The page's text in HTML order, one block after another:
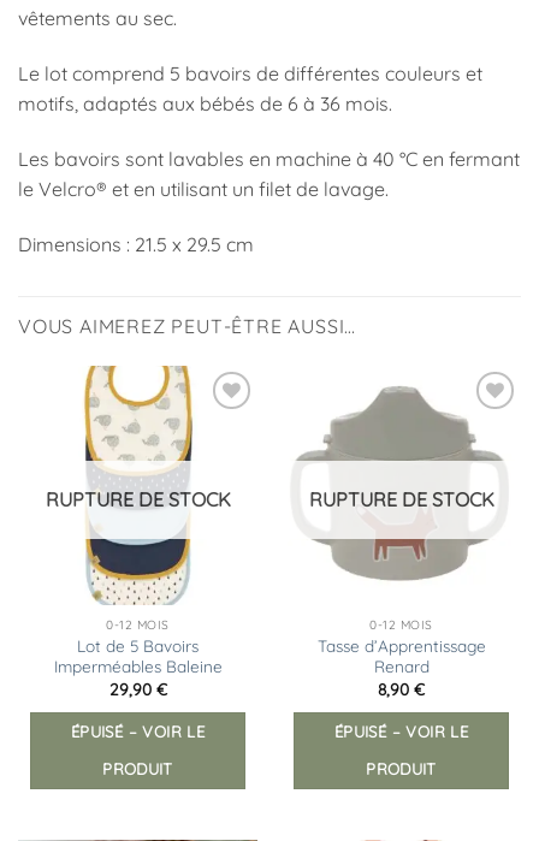
vêtements au sec.
Le lot comprend 5 bavoirs de différentes couleurs et
motifs, adaptés aux bébés de 6 à 36 mois.
Les bavoirs sont lavables en machine à 40 °C en fermant
le Velcro® et en utilisant un filet de lavage.
Dimensions : 21.5 x 29.5 cm
VOUS AIMEREZ PEUT-ÊTRE AUSSI…
RUPTURE DE STOCK
0-12 MOIS
Lot de 5 Bavoirs
Imperméables Baleine
29,90 €
ÉPUISÉ – VOIR LE
PRODUIT
Ajouter
à la
liste
RUPTURE DE STOCK
0-12 MOIS
Tasse d’Apprentissage
Renard
8,90 €
ÉPUISÉ – VOIR LE
PRODUIT